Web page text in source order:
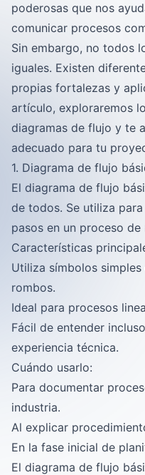
poderosas que nos
comunicar procesos
Sin embargo, no todos
iguales. Existen
propias fortalezas y
artículo, exploraremos
diagramas de flujo y te
adecuado para tu
1. Diagrama de flujo
El diagrama de flujo
de todos. Se utiliza
pasos en un proceso
Características
Utiliza símbolos
rombos.
Ideal para procesos
Fácil de entender
experiencia técnica.
Cuándo usarlo:
Para documentar
industria.
Al explicar
En la fase inicial de
El diagrama de flujo